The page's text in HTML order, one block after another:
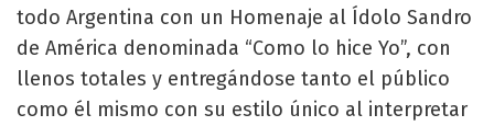
todo Argentina con un Homenaje al Ídolo Sandro
de América denominada “Como lo hice Yo”, con
llenos totales y entregándose tanto el público
como él mismo con su estilo único al interpretar